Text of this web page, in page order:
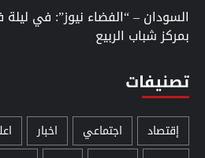
السودان – “الفضاء نيوز”: في
بمركز شباب الربيع
تصنيفات
إقتصاد اجتماعي اخبار